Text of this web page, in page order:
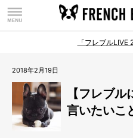
「フレブルLIVE
2018年2月19日
【フレブル
言いたいこ